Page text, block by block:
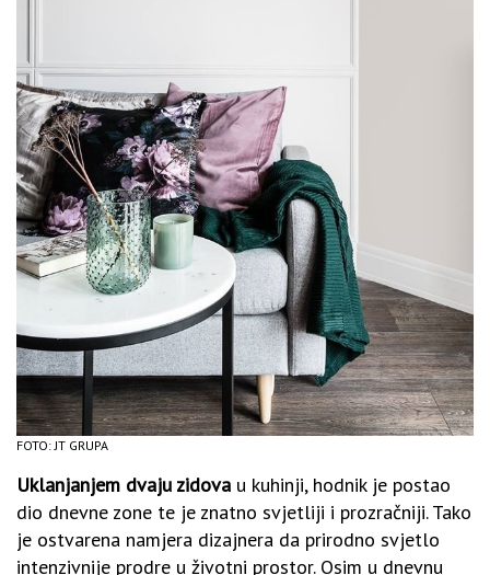
FOTO: JT GRUPA
Uklanjanjem dvaju zidova u kuhinji, hodnik je postao
dio dnevne zone te je znatno svjetliji i prozračniji. Tako
je ostvarena namjera dizajnera da prirodno svjetlo
intenzivnije prodre u životni prostor. Osim u dnevnu